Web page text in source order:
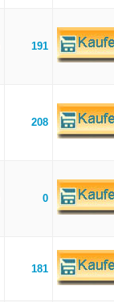
191
208
0
181